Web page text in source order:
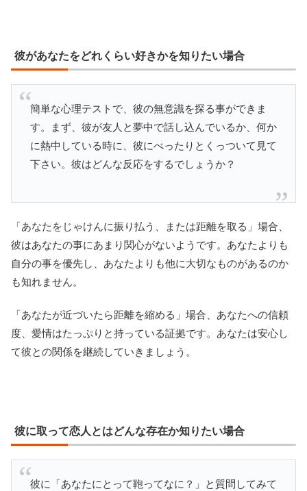
彼があなたをどれくらい好きかを知りたい場合
簡単な心理テストで、彼の無意識を探る事ができま
す。まず、彼が友人と夢中で話し込んでいるか、何か
に熱中している時に、彼にべったりとくっついて見て
下さい。彼はどんな反応をするでしょうか？
「あなたをじゃけんに振り払う、または距離を取る」場合、
彼はあなたの事にあまり関心がないようです。あなたよりも
自分の事を優先し、あなたよりも他に大切なものがあるのか
も知れません。
「あなたが近づいたら距離を縮める」場合、あなたへの信頼
度、愛情はたっぷりと持っている証拠です。あなたは安心し
て彼との関係を継続していきましょう。
彼に取って恋人とはどんな存在か知りたい場合
彼に「あなたにとって鞄ってなに？」と質問してみて